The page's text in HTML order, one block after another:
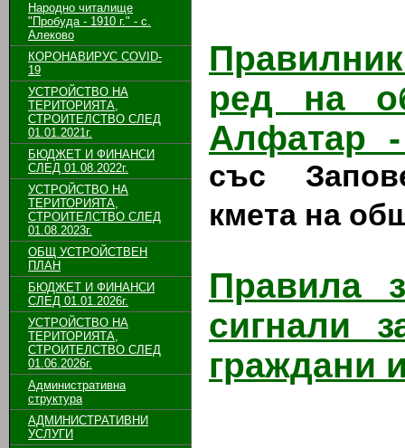
Народно читалище
"Пробуда - 1910 г." - с.
Алеково
КОРОНАВИРУС COVID-
19
УСТРОЙСТВО НА
ТЕРИТОРИЯТА,
СТРОИТЕЛСТВО СЛЕД
01.01.2021г.
БЮДЖЕТ И ФИНАНСИ
СЛЕД 01.08.2022г.
УСТРОЙСТВО НА
ТЕРИТОРИЯТА,
СТРОИТЕЛСТВО СЛЕД
01.08.2023г.
ОБЩ УСТРОЙСТВЕН
ПЛАН
БЮДЖЕТ И ФИНАНСИ
СЛЕД 01.01.2026г.
УСТРОЙСТВО НА
ТЕРИТОРИЯТА,
СТРОИТЕЛСТВО СЛЕД
01.06.2026г.
Административна
структура
АДМИНИСТРАТИВНИ
УСЛУГИ
ред на
Алфатар
със
кмета на
Правила
сигнали
граждани